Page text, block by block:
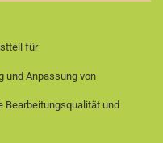
für
und Anpassung von
Bearbeitungsqualität und